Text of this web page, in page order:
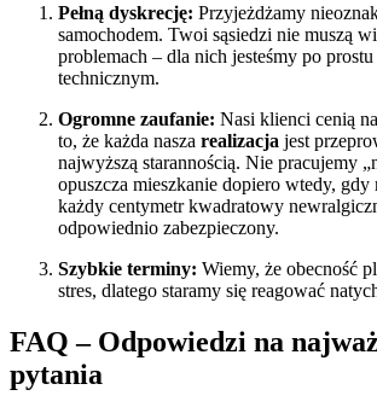
Pełną dyskrecję: Przyjeżdżamy
samochodem. Twoi sąsiedzi nie muszą
problemach – dla nich jesteśmy po
technicznym.
Ogromne zaufanie: Nasi klienci cenią
to, że każda nasza realizacja jest
najwyższą starannością. Nie pracujemy
opuszcza mieszkanie dopiero wtedy, gdy
każdy centymetr kwadratowy
odpowiednio zabezpieczony.
Szybkie terminy: Wiemy, że obecność
stres, dlatego staramy się reagować
FAQ – Odpowiedzi na
pytania